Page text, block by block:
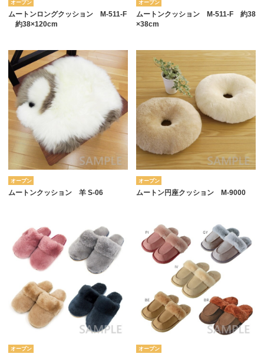
オープン
ムートンロングクッション M-511-F
約38×120cm
オープン
ムートンクッション M-511-F 約38
×38cm
オープン
ムートンクッション 羊 S-06
オープン
ムートン円座クッション M-9000
オープン オープン